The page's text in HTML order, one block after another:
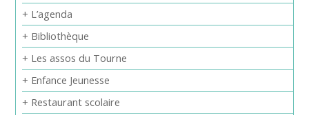
+ L’agenda
+ Bibliothèque
+ Les assos du Tourne
+ Enfance Jeunesse
+ Restaurant scolaire